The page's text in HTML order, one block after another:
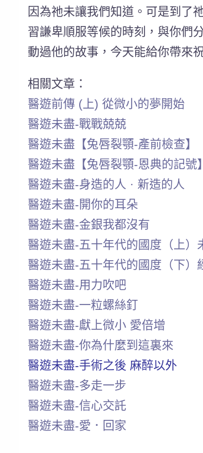
因為祂未讓我們知道。可是到了
習謙卑順服等候的時刻，與你們
動過他的故事，今天能給你帶來
相關文章：
醫遊前傳 (上) 從微小的夢開始
醫遊未盡-戰戰兢兢
醫遊未盡【兔唇裂顎-產前檢查】
醫遊未盡【兔唇裂顎-恩典的記號】
醫遊未盡-身造的人 · 新造的人
醫遊未盡-開你的耳朵
醫遊未盡-金銀我都沒有
醫遊未盡-五十年代的國度（上）
醫遊未盡-五十年代的國度（下）
醫遊未盡-用力吹吧
醫遊未盡-一粒螺絲釘
醫遊未盡-獻上微小 愛倍增
醫遊未盡-你為什麼到這裏來
醫遊未盡-手術之後 麻醉以外
醫遊未盡-多走一步
醫遊未盡-信心交託
醫遊未盡-愛．回家